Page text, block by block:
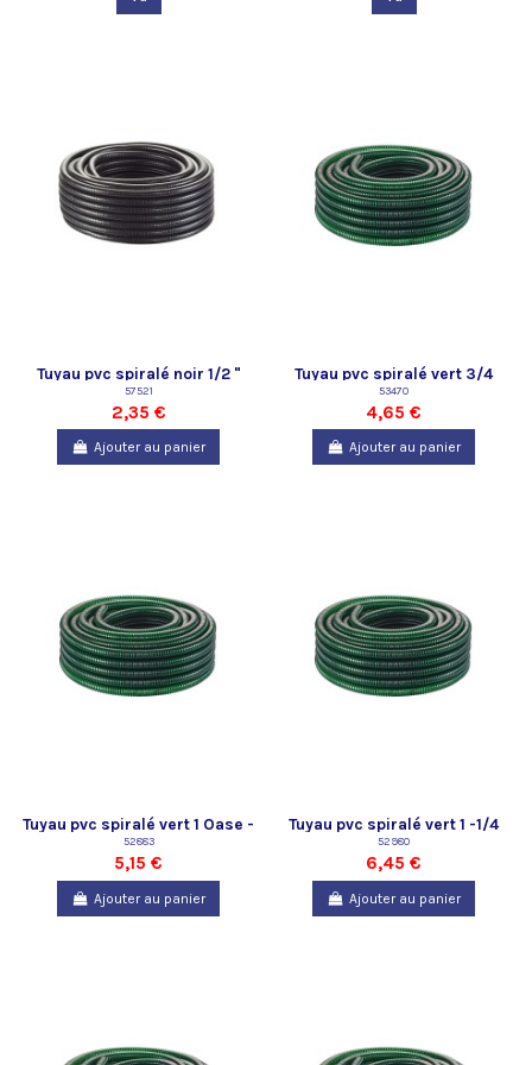
Tuyau pvc spiralé noir 1/2 "
Oase - vendu au mètre
57521
2,35 €
Ajouter au panier
Tuyau pvc spiralé vert 3/4
Oase - vendu au mètre
53470
4,65 €
Ajouter au panier
Tuyau pvc spiralé vert 1 Oase -
vendu au mètre
52883
5,15 €
Ajouter au panier
Tuyau pvc spiralé vert 1 -1/4
Oase - vendu au mètre
52980
6,45 €
Ajouter au panier